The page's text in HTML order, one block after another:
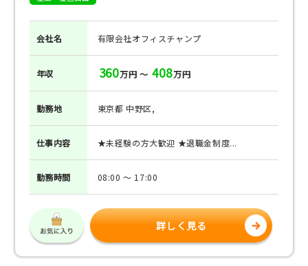
会社名 有限会社オフィスチャンプ
年収 360万円 ～ 408万円
勤務地 東京都 中野区,
仕事内容 ★未経験の方大歓迎 ★退職金制度...
勤務時間 08:00 ～ 17:00
詳しく見る